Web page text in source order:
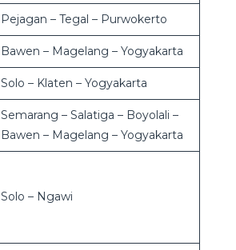
Pejagan – Tegal – Purwokerto
Bawen – Magelang – Yogyakarta
Solo – Klaten – Yogyakarta
Semarang – Salatiga – Boyolali –
Bawen – Magelang – Yogyakarta
Solo – Ngawi